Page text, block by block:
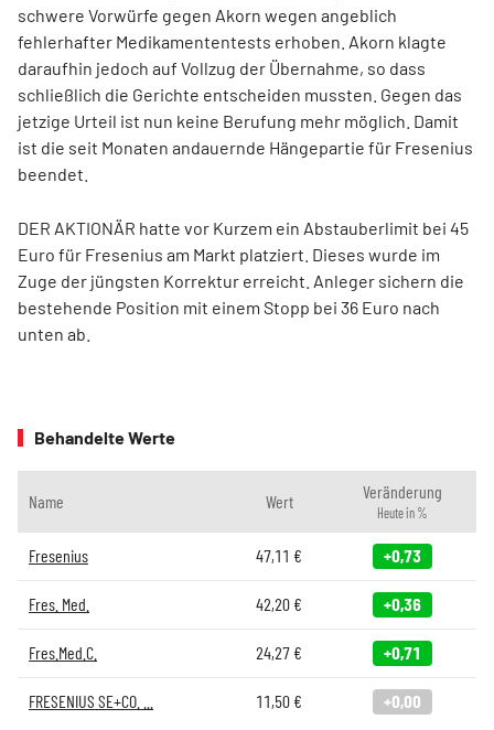
schwere Vorwürfe gegen Akorn wegen angeblich
fehlerhafter Medikamententests erhoben. Akorn klagte
daraufhin jedoch auf Vollzug der Übernahme, so dass
schließlich die Gerichte entscheiden mussten. Gegen das
jetzige Urteil ist nun keine Berufung mehr möglich. Damit
ist die seit Monaten andauernde Hängepartie für Fresenius
beendet.
DER AKTIONÄR hatte vor Kurzem ein Abstauberlimit bei 45
Euro für Fresenius am Markt platziert. Dieses wurde im
Zuge der jüngsten Korrektur erreicht. Anleger sichern die
bestehende Position mit einem Stopp bei 36 Euro nach
unten ab.
Behandelte Werte
Name Wert Veränderung
Heute in %
Fresenius 47,11 € +0,73
Fres. Med. 42,20 € +0,36
Fres.Med.C. 24,27 € +0,71
FRESENIUS SE+CO. ... 11,50 € +0,00